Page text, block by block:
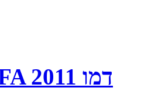
פיפא FIFA 2011 דמו